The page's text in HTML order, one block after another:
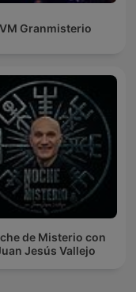
VM Granmisterio
de Misterio con
Jesús Vallejo